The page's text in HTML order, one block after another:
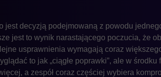
jest decyzją podejmowaną z powodu
jest to wynik narastającego poczucia, że
usprawnienia wymagają coraz
to jak „ciągłe poprawki”, ale w
a zespół coraz częściej wybiera